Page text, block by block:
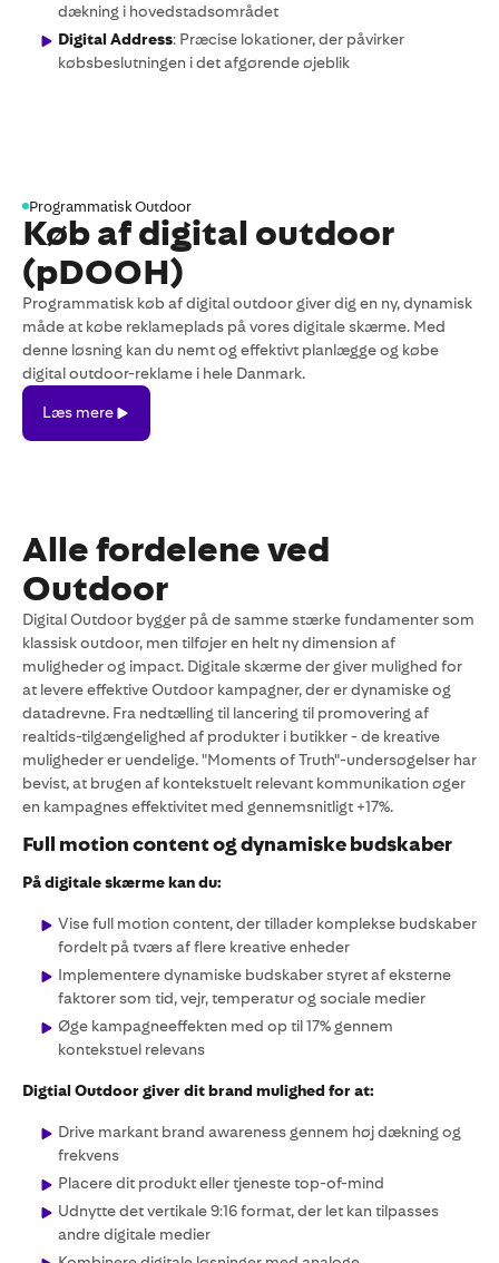
dækning i hovedstadsområdet
Digital Address: Præcise lokationer, der påvirker
købsbeslutningen i det afgørende øjeblik
Programmatisk Outdoor
Køb af digital outdoor
(pDOOH)
Programmatisk køb af digital outdoor giver dig en ny, dynamisk
måde at købe reklameplads på vores digitale skærme. Med
denne løsning kan du nemt og effektivt planlægge og købe
digital outdoor-reklame i hele Danmark.
mere
Læs mere
Alle fordelene ved
Outdoor
Digital Outdoor bygger på de samme stærke fundamenter som
klassisk outdoor, men tilføjer en helt ny dimension af
muligheder og impact. Digitale skærme der giver mulighed for
at levere effektive Outdoor kampagner, der er dynamiske og
datadrevne. Fra nedtælling til lancering til promovering af
realtids-tilgængelighed af produkter i butikker - de kreative
muligheder er uendelige. "Moments of Truth"-undersøgelser har
bevist, at brugen af kontekstuelt relevant kommunikation øger
en kampagnes effektivitet med gennemsnitligt +17%.
Full motion content og dynamiske budskaber
På digitale skærme kan du:
Vise full motion content, der tillader komplekse budskaber
fordelt på tværs af flere kreative enheder
Implementere dynamiske budskaber styret af eksterne
faktorer som tid, vejr, temperatur og sociale medier
Øge kampagneeffekten med op til 17% gennem
kontekstuel relevans
Digtial Outdoor giver dit brand mulighed for at:
Drive markant brand awareness gennem høj dækning og
frekvens
Placere dit produkt eller tjeneste top-of-mind
Udnytte det vertikale 9:16 format, der let kan tilpasses
andre digitale medier